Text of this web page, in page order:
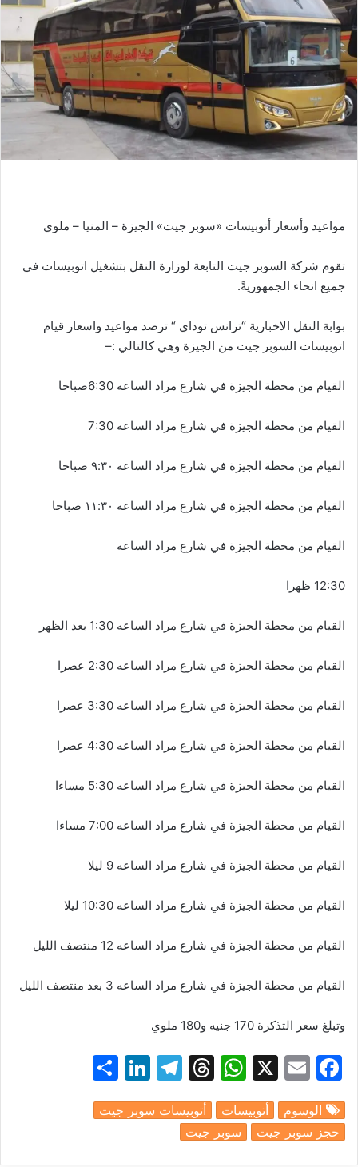
ا
مواعيد وأسعار أتوبيسات «سوبر جيت» الجيزة – المنيا – ملوي
تقوم شركة السوبر جيت التابعة لوزارة النقل بتشغيل اتوبيسات في
جميع انحاء الجمهوريةً.
بوابة النقل الاخبارية “ترانس توداي “ ترصد مواعيد واسعار قيام
اتوبيسات السوبر جيت من الجيزة وهيكالتالي :
–
القيام من محطة الجيزة في شارع مراد الساعه :30 صباحا
القيام من محطة الجيزة في شارع مراد الساعه :30
القيام من محطة الجيزة في شارع مراد الساعه ٩:٣٠ صباحا
القيام من محطة الجيزة في شارع مراد الساعه ١١:٣٠ صباحا
القيام من محطة الجيزة في شارع مراد الساعه
12:30 ظهرا
القيام من محطة الجيزة في شارع مراد الساعه :30 بعد الظهر
القيام من محطة الجيزة في شارع مراد الساعه :30 عصرا
القيام من محطة الجيزة في شارع مراد الساعه :30 عصرا
القيام من محطة الجيزة في شارع مراد الساعه :30 عصرا
القيام من محطة الجيزة في شارع مراد الساعه :30 مساءا
القيام من محطة الجيزة في شارع مراد الساعه :00 مساءا
القيام من محطة الجيزة في شارع مراد الساعه ليلا
القيام من محطة الجيزة في شارع مراد الساعه :30 ليلا
القيام من محطة الجيزة في شارع مراد الساعه منتصف الليل
القيام من محطة الجيزة في شارع مراد الساعه بعد منتصف الليل
وتبلغ سعر التذكرة جنيه و180 ملوي
F
c
e
E
ai
l
X
W
at
s
T
e
a
T
e
Li
k
الوسوم أتوبيسات
أتوبيسات سوبر جيت
حجز سوبر جيت
سوبر جيت